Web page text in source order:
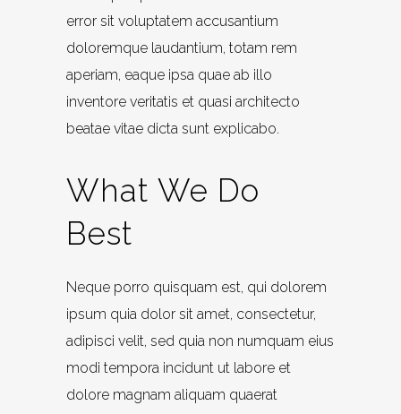
error sit voluptatem accusantium
doloremque laudantium, totam rem
aperiam, eaque ipsa quae ab illo
inventore veritatis et quasi architecto
beatae vitae dicta sunt explicabo.
What We Do
Best
Neque porro quisquam est, qui dolorem
ipsum quia dolor sit amet, consectetur,
adipisci velit, sed quia non numquam eius
modi tempora incidunt ut labore et
dolore magnam aliquam quaerat